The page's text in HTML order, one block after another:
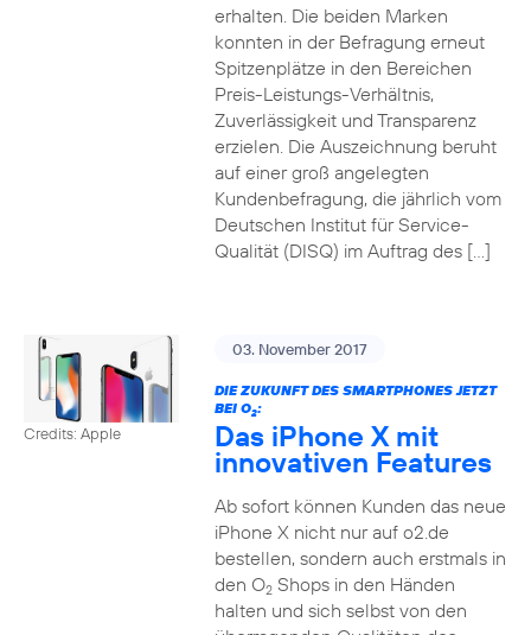
erhalten. Die beiden Marken
konnten in der Befragung erneut
Spitzenplätze in den Bereichen
Preis-Leistungs-Verhältnis,
Zuverlässigkeit und Transparenz
erzielen. Die Auszeichnung beruht
auf einer groß angelegten
Kundenbefragung, die jährlich vom
Deutschen Institut für Service-
Qualität (DISQ) im Auftrag des […]
Credits: Apple
03. November 2017
DIE ZUKUNFT DES SMARTPHONES JETZT
BEI O2:
Das iPhone X mit
innovativen Features
Ab sofort können Kunden das neue
iPhone X nicht nur auf o2.de
bestellen, sondern auch erstmals in
den O2Shops in den Händen
halten und sich selbst von den